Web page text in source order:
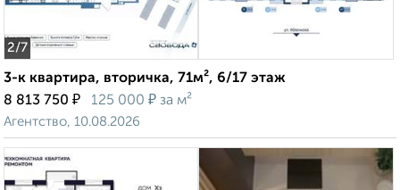
2/7
3-к квартира, вторичка, 71м², 6/17 этаж
8 813 750 ₽ 125 000 ₽ за м²
Агентство, 10.08.2026